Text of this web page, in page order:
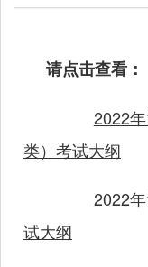
请点击查看：
2022
类）考试大纲
2022
试大纲